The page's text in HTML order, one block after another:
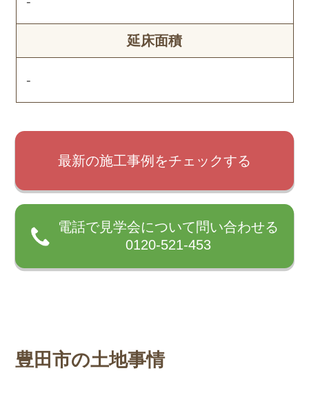
延床面積
-
最新の施工事例をチェックする
電話で見学会について問い合わせる
0120-521-453
豊田市の土地事情